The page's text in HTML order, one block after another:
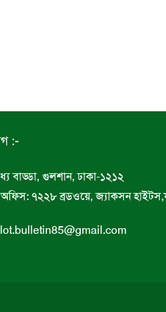
:-
বাড্ডা, গুলশান, ঢাকা-১২১২
৭২২৮ ব্রডওয়ে, জ্যাকসন